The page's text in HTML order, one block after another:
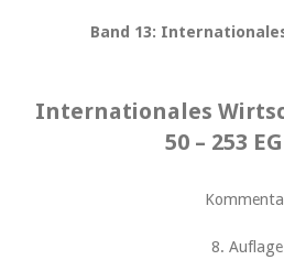
Band 13:
Internationales
50 – 253
8. Auflage